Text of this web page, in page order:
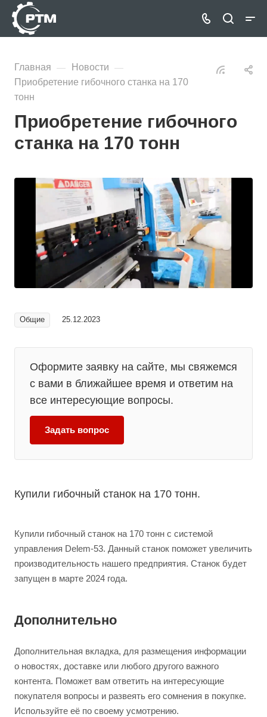
Главная — Новости —
Приобретение гибочного станка на 170
тонн
Приобретение гибочного
станка на 170 тонн
Общие 25.12.2023
Оформите заявку на сайте, мы свяжемся
с вами в ближайшее время и ответим на
все интересующие вопросы.
Задать вопрос
Купили гибочный станок на 170 тонн.
Купили гибочный станок на 170 тонн с системой
управления Delem-53. Данный станок поможет увеличить
производительность нашего предприятия. Станок будет
запущен в марте 2024 года.
Дополнительно
Дополнительная вкладка, для размещения информации
о новостях, доставке или любого другого важного
контента. Поможет вам ответить на интересующие
покупателя вопросы и развеять его сомнения в покупке.
Используйте её по своему усмотрению.